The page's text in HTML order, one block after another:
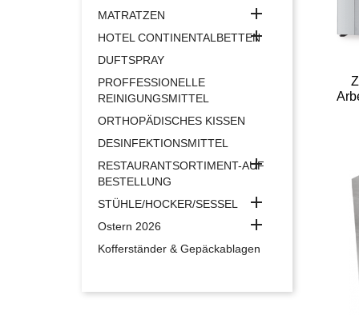
MATRATZEN

HOTEL CONTINENTALBETTEN

DUFTSPRAY
PROFFESSIONELLE
REINIGUNGSMITTEL
ORTHOPÄDISCHES KISSEN
DESINFEKTIONSMITTEL
RESTAURANTSORTIMENT-AUF
BESTELLUNG

STÜHLE/HOCKER/SESSEL 
Ostern 2026 
Kofferständer & Gepäckablagen